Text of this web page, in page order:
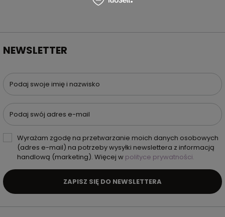
NEWSLETTER
Podaj swoje imię i nazwisko
Podaj swój adres e-mail
Wyrażam zgodę na przetwarzanie moich danych osobowych
(adres e-mail) na potrzeby wysyłki newslettera z informacją
handlową (marketing). Więcej w polityce prywatności.
ZAPISZ SIĘ DO NEWSLETTERA